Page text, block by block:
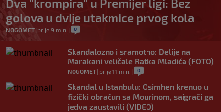
Dva "krompira" u Premijer ligi: Bez
golova u dvije utakmice prvog kola
NOGOMET| prije 9 min. | 0
Skandalozno i sramotno: Delije na
Marakani veličale Ratka Mladića (FOTO)
NOGOMET| prije 11 min. | 0
Skandal u Istanbulu: Osimhen krenuo u
fizički obračun sa Mourinom, saigrači ga
jedva zaustavili (VIDEO)